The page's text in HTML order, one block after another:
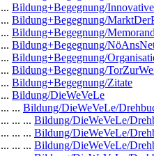
... Bildung+Begegnung/
... Bildung+Begegnung/
... Bildung+Begegnung/
... Bildung+Begegnung/
... Bildung+Begegnung/
... Bildung+Begegnung/
... Bildung+Begegnung/Zitate
... Bildung/DieWeVeLe
... ... Bildung/DieWeVeLe/
... ... ... Bildung/DieWeVeLe/
... ... ... Bildung/DieWeVeLe/
... ... ... Bildung/DieWeVeLe/